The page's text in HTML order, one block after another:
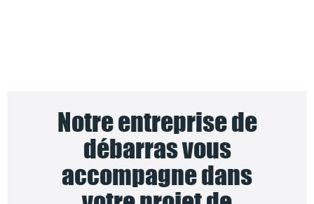
Notre entreprise de
débarras vous
accompagne dans